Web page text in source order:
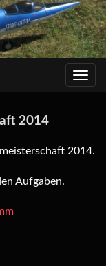
2014
2014.
Aufgaben.